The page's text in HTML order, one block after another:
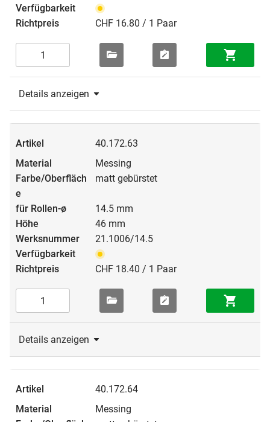
CHF 16.80 / 1 Paar
Details anzeigen
40.172.63
Messing
matt gebürstet
14.5 mm
46 mm
21.1006/14.5
CHF 18.40 / 1 Paar
Details anzeigen
40.172.64
Messing